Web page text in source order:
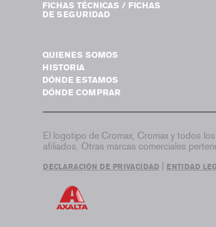
FICHAS TÉCNICAS / FICHAS
DE SEGURIDAD
QUIENES SOMOS
HISTORIA
DÓNDE ESTAMOS
DÓNDE COMPRAR
El logotipo de Cromax, Cromax y todos
afiliados. Otras marcas comerciales
DECLARACIÓN DE PRIVACIDAD ENTIDAD